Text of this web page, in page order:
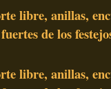
libre, anillas,
de los
libre, anillas,